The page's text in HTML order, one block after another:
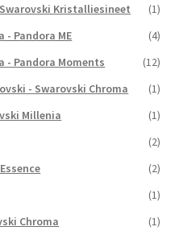
Kristalliesineet
(1)
- Pandora ME
(4)
- Pandora Moments
(12)
- Swarovski Chroma
(1)
Millenia
(1)
(2)
(2)
(1)
Chroma
(1)